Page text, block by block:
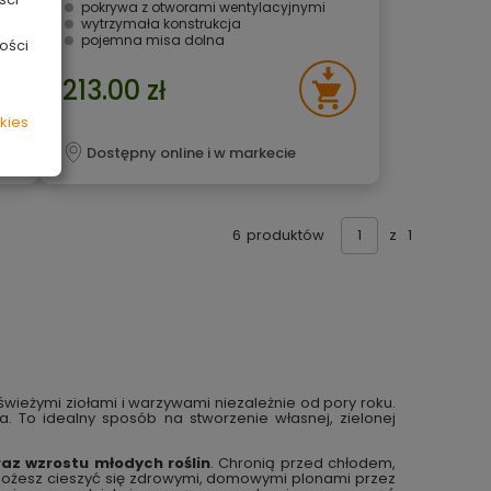
pokrywa z otworami wentylacyjnymi
wytrzymała konstrukcja
pojemna misa dolna
213.00 zł
Dostępny online i w markecie
6 produktów z 1
ziołami i warzywami niezależnie od pory roku.
To idealny sposób na stworzenie własnej, zielonej
wzrostu młodych roślin. Chronią przed chłodem,
cieszyć się zdrowymi, domowymi plonami przez